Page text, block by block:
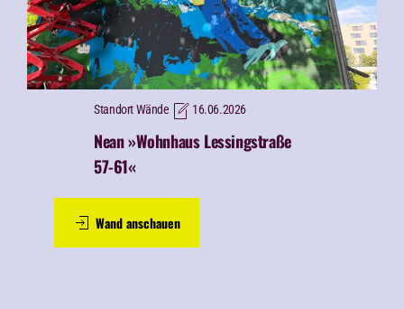
Standort Wände 16.06.2026
Nean »Wohnhaus Lessingstraße
57-61«
Wand anschauen